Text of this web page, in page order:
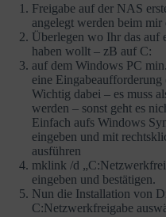
Freigabe auf der NAS
angelegt werden beim mir
Überlegen wo Ihr das auf
haben wollt – zB auf C:
auf dem Windows PC
eine
Wichtig dabei – es muss
werden – sonst geht es
Einfach aufs Windows
eingeben und mit
ausführen
mklink /d
eingeben und bestätigen.
Nun die Installation von
C:Netzwerkfreigabe